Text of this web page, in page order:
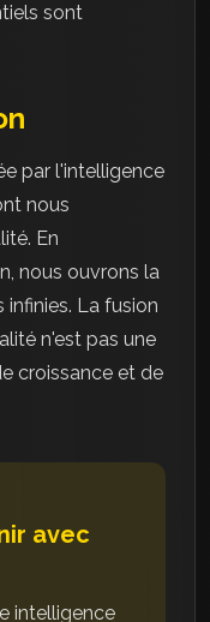
sont
par l'intelligence
nous
En
nous ouvrons la
La fusion
n'est pas une
croissance et de
avec
intelligence